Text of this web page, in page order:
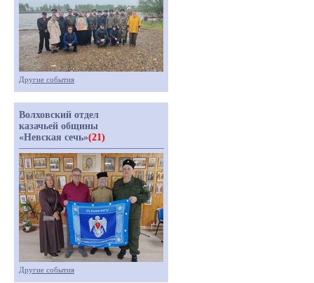
Другие события
Волховский отдел
казачьей общины
«Невская сечь»(21)
Другие события